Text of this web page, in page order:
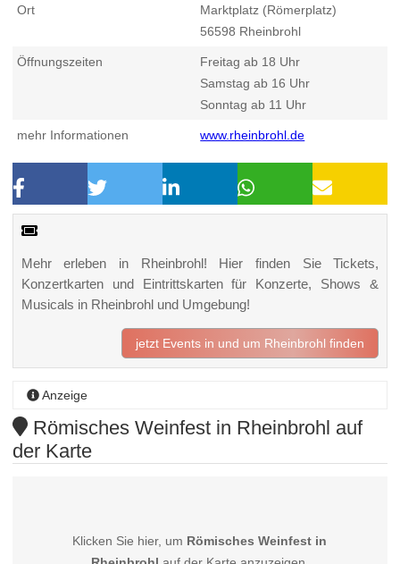
Ort
Marktplatz (Römerplatz)
56598 Rheinbrohl
Öffnungszeiten
Freitag ab 18 Uhr
Samstag ab 16 Uhr
Sonntag ab 11 Uhr
mehr Informationen www.rheinbrohl.de
Mehr erleben in Rheinbrohl! Hier finden Sie Tickets,
Konzertkarten und Eintrittskarten für Konzerte, Shows &
Musicals in Rheinbrohl und Umgebung!
jetzt Events in und um Rheinbrohl finden
Anzeige
Römisches Weinfest in Rheinbrohl auf
der Karte
Klicken Sie hier, um Römisches Weinfest in